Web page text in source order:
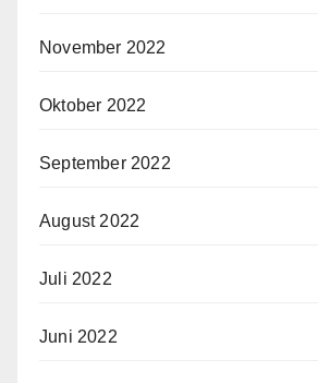
November 2022
Oktober 2022
September 2022
August 2022
Juli 2022
Juni 2022